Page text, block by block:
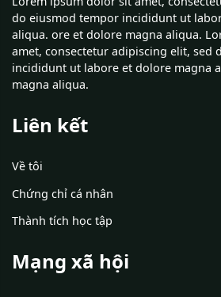
do eiusmod tempor incididunt ut
aliqua. ore et dolore magna aliqua.
amet, consectetur adipiscing elit, sed
incididunt ut labore et dolore magna
magna aliqua.
Liên kết
Về tôi
Chứng chỉ cá nhân
Thành tích học tập
Mạng xã hội